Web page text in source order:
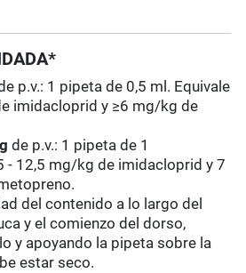
p.v.: 1 pipeta de 0,5 ml. Equivale
imidacloprid y ≥6 mg/kg de
de p.v.: 1 pipeta de 1
- 12,5 mg/kg de imidacloprid y 7
del contenido a lo largo del
y el comienzo del dorso,
y apoyando la pipeta sobre la
estar seco.